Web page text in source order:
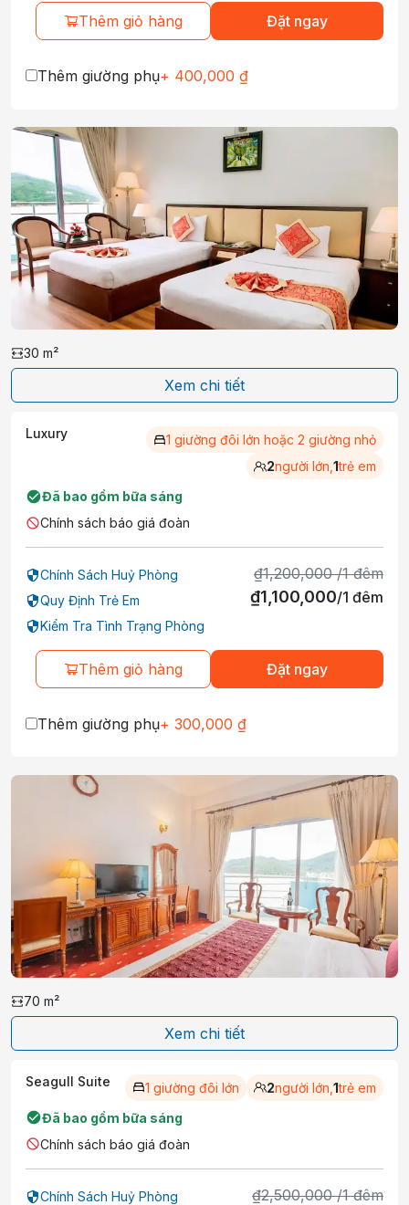
Thêm giỏ hàng Đặt ngay
Thêm giường phụ+ 400,000 ₫
30 m²
Xem chi tiết
Luxury
1 giường đôi lớn hoặc 2 giường nhỏ
2người lớn, 1trẻ em
Đã bao gồm bữa sáng
Chính sách báo giá đoàn
Chính Sách Huỷ Phòng
Quy Định Trẻ Em
Kiểm Tra Tình Trạng Phòng
₫1,200,000 /1 đêm
₫1,100,000/1 đêm
Thêm giỏ hàng Đặt ngay
Thêm giường phụ+ 300,000 ₫
70 m²
Xem chi tiết
Seagull Suite 1 giường đôi lớn 2người lớn, 1trẻ em
Đã bao gồm bữa sáng
Chính sách báo giá đoàn
Chính Sách Huỷ Phòng
₫2,500,000 /1 đêm